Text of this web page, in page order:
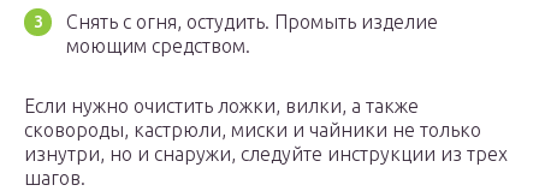
Снять с огня, остудить. Промыть изделие
моющим средством.
Если нужно очистить ложки, вилки, а также
сковороды, кастрюли, миски и чайники не только
изнутри, но и снаружи, следуйте инструкции из трех
шагов.